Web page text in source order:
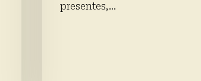
presentes,…